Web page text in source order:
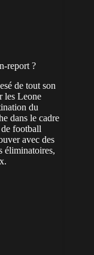
report ?
de tout son
les Leone
du
dans le cadre
football
avec des
éliminatoires,